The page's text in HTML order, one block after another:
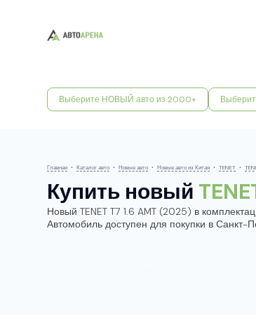
Выберите НОВЫЙ авто из 2000+
Главная • Каталог авто • Новые авто • Новые авто из Китая • TENET •
Купить новый
Новый TENET T7 1.6 AMT (2025) в
Автомобиль доступен для покупки в Санкт-